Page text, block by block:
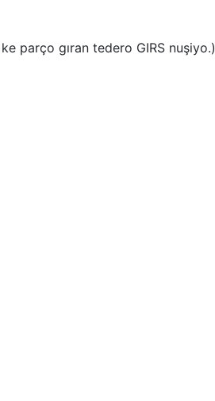
parço gıran tedero GIRS nuşiyo.)